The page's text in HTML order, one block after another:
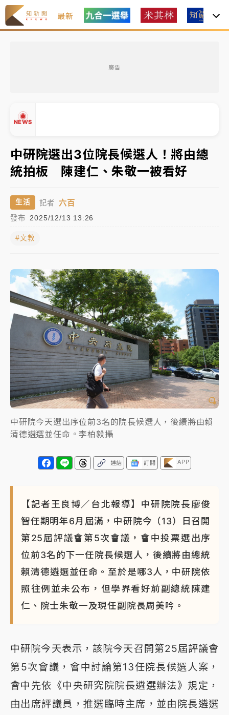
最新
廣告
NEWS
中信慈善基金會想增加董事人數！辜仲諒向法院聲請遭
駁 理由曝光
故宮《龍藏經》特展第2檔！今線上預約開賣一度塞車
周六起展出延長至晚上7時
父親節泡湯了！中颱白海豚雨彈轟3天 「紅到發紫」降
雨熱區曝
暑假過三周才推「E宿新北打卡趣」！抽獎程序複雜 觀
旅局回應了
中信慈善基金會想增加董事人數！辜仲諒向法院聲請遭
駁 理由曝光
故宮《龍藏經》特展第2檔！今線上預約開賣一度塞車
周六起展出延長至晚上7時
台東農業處長涉圖利渡假村！東檢抗告成功 今重開羈
押庭
父親節泡湯了！中颱白海豚雨彈轟3天 「紅到發紫」降
雨熱區曝
中研院選出3位院長候選人！將由總
統拍板 陳建仁、朱敬一被看好
生活 記者 六百
發布 2025/12/13 13:26
#文教
中研院今天選出序位前3名的院長候選人，後續將由賴
清德遴選並任命。李柏毅攝
連結 訂閱 APP
【記者王良博／台北報導】中研院院長廖俊
智任期明年6月屆滿，中研院今（13）日召開
第25屆評議會第5次會議，會中投票選出序
位前3名的下一任院長候選人，後續將由總統
賴清德遴選並任命。至於是哪3人，中研院依
照往例並未公布，但學界看好前副總統陳建
仁、院士朱敬一及現任副院長周美吟。
中研院今天表示，該院今天召開第25屆評議會
第5次會議，會中討論第13任院長候選人案，
會中先依《中央研究院院長遴選辦法》規定，
由出席評議員，推選臨時主席，並由院長遴選